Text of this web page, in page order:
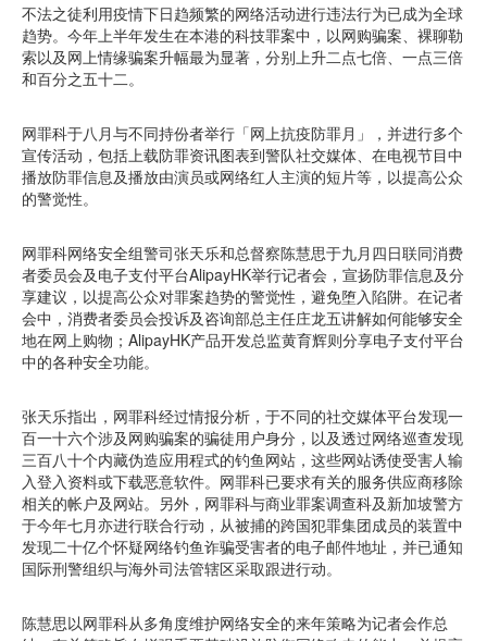
不法之徒利用疫情下日趋频繁的网络活动进行违法行为已成为全球
趋势。今年上半年发生在本港的科技罪案中，以网购骗案、裸聊勒
索以及网上情缘骗案升幅最为显著，分别上升二点七倍、一点三倍
和百分之五十二。
网罪科于八月与不同持份者举行「网上抗疫防罪月」，并进行多个
宣传活动，包括上载防罪资讯图表到警队社交媒体、在电视节目中
播放防罪信息及播放由演员或网络红人主演的短片等，以提高公众
的警觉性。
网罪科网络安全组警司张天乐和总督察陈慧思于九月四日联同消费
者委员会及电子支付平台AlipayHK举行记者会，宣扬防罪信息及分
享建议，以提高公众对罪案趋势的警觉性，避免堕入陷阱。在记者
会中，消费者委员会投诉及咨询部总主任庄龙五讲解如何能够安全
地在网上购物；AlipayHK产品开发总监黄育辉则分享电子支付平台
中的各种安全功能。
张天乐指出，网罪科经过情报分析，于不同的社交媒体平台发现一
百一十六个涉及网购骗案的骗徒用户身分，以及透过网络巡查发现
三百八十个内藏伪造应用程式的钓鱼网站，这些网站诱使受害人输
入登入资料或下载恶意软件。网罪科已要求有关的服务供应商移除
相关的帐户及网站。另外，网罪科与商业罪案调查科及新加坡警方
于今年七月亦进行联合行动，从被捕的跨国犯罪集团成员的装置中
发现二十亿个怀疑网络钓鱼诈骗受害者的电子邮件地址，并已通知
国际刑警组织与海外司法管辖区采取跟进行动。
陈慧思以网罪科从多角度维护网络安全的来年策略为记者会作总